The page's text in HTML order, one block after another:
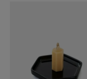
お問い合わせ
ショップリスト